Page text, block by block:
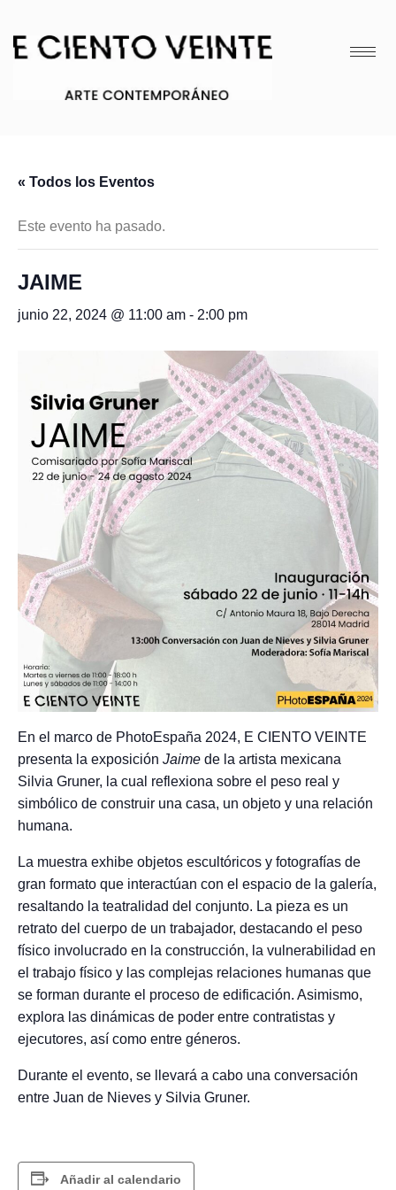
« Todos los Eventos
Este evento ha pasado.
JAIME
junio 22, 2024 @ 11:00 am - 2:00 pm
En el marco de PhotoEspaña 2024, E CIENTO VEINTE
presenta la exposición Jaime de la artista mexicana
Silvia Gruner, la cual reflexiona sobre el peso real y
simbólico de construir una casa, un objeto y una relación
humana.
La muestra exhibe objetos escultóricos y fotografías de
gran formato que interactúan con el espacio de la galería,
resaltando la teatralidad del conjunto. La pieza es un
retrato del cuerpo de un trabajador, destacando el peso
físico involucrado en la construcción, la vulnerabilidad en
el trabajo físico y las complejas relaciones humanas que
se forman durante el proceso de edificación. Asimismo,
explora las dinámicas de poder entre contratistas y
ejecutores, así como entre géneros.
Durante el evento, se llevará a cabo una conversación
entre Juan de Nieves y Silvia Gruner.
Añadir al calendario